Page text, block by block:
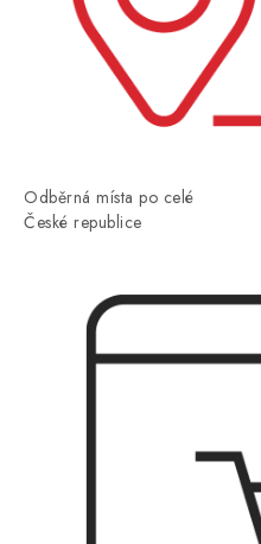
Odběrná místa po celé
České republice